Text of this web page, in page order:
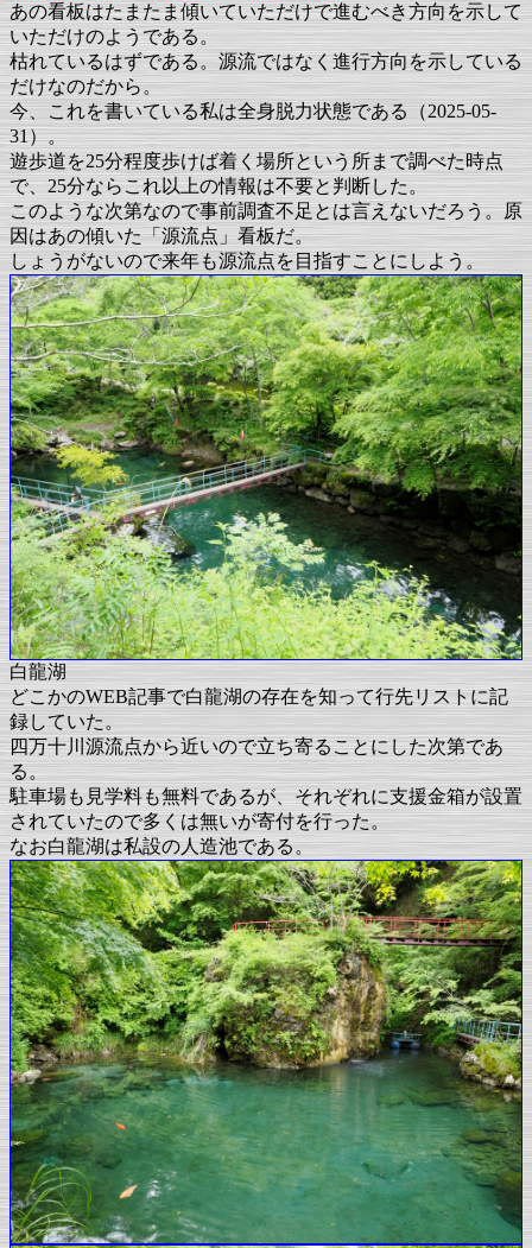
あの看板はたまたま傾いていただけで進むべき方向を示して
いただけのようである。
枯れているはずである。源流ではなく進行方向を示している
だけなのだから。
今、これを書いている私は全身脱力状態である（2025-05-
31）。
遊歩道を25分程度歩けば着く場所という所まで調べた時点
で、25分ならこれ以上の情報は不要と判断した。
このような次第なので事前調査不足とは言えないだろう。原
因はあの傾いた「源流点」看板だ。
しょうがないので来年も源流点を目指すことにしよう。
白龍湖
どこかのWEB記事で白龍湖の存在を知って行先リストに記
録していた。
四万十川源流点から近いので立ち寄ることにした次第であ
る。
駐車場も見学料も無料であるが、それぞれに支援金箱が設置
されていたので多くは無いが寄付を行った。
なお白龍湖は私設の人造池である。